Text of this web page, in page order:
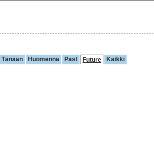
Tänään Huomenna Past Future Kaikki